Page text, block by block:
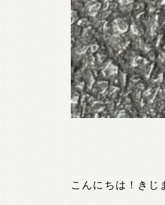
こんにちは！きじ